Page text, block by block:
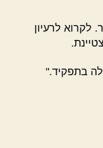
לקרוא לרעיון
בתפקיד."